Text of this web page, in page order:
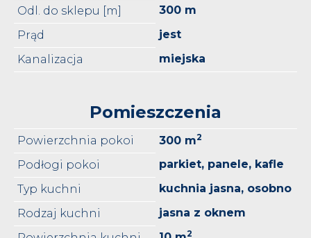
Odl. do sklepu [m]
300 m
Prąd
jest
Kanalizacja
miejska
Pomieszczenia
Powierzchnia pokoi 300 m2
Podłogi pokoi
parkiet, panele, kafle
Typ kuchni
kuchnia jasna, osobno
Rodzaj kuchni
jasna z oknem
2